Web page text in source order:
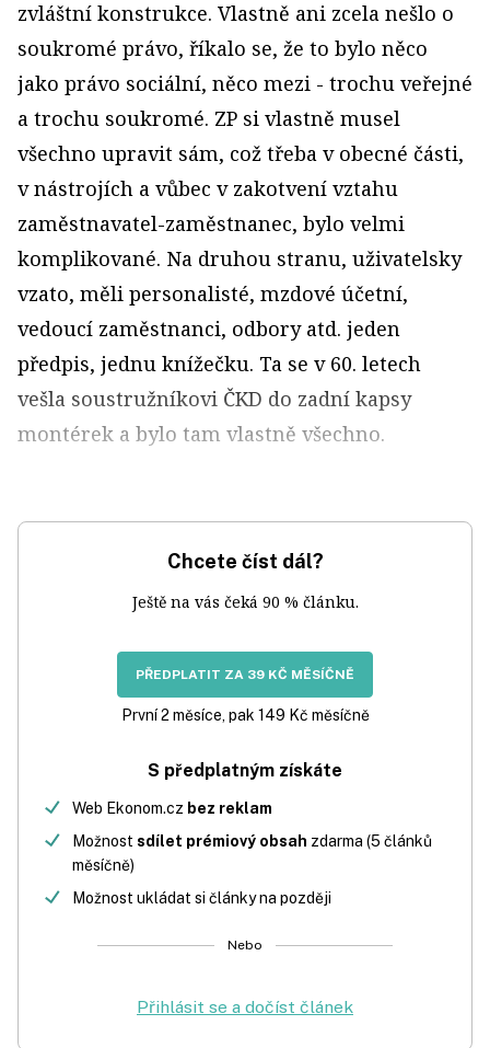
zvláštní konstrukce. Vlastně ani zcela nešlo o
soukromé právo, říkalo se, že to bylo něco
jako právo sociální, něco mezi - trochu veřejné
a trochu soukromé. ZP si vlastně musel
všechno upravit sám, což třeba v obecné části,
v nástrojích a vůbec v zakotvení vztahu
zaměstnavatel-zaměstnanec, bylo velmi
komplikované. Na druhou stranu, uživatelsky
vzato, měli personalisté, mzdové účetní,
vedoucí zaměstnanci, odbory atd. jeden
předpis, jednu knížečku. Ta se v 60. letech
vešla soustružníkovi ČKD do zadní kapsy
montérek a bylo tam vlastně všechno.
Chcete číst dál?
Ještě na vás čeká 90 % článku.
PŘEDPLATIT ZA 39 KČ MĚSÍČNĚ
První 2 měsíce, pak 149 Kč měsíčně
S předplatným získáte
Web Ekonom.cz bez reklam
Možnost sdílet prémiový obsah zdarma (5 článků
měsíčně)
Možnost ukládat si články na později
Nebo
Přihlásit se a dočíst článek